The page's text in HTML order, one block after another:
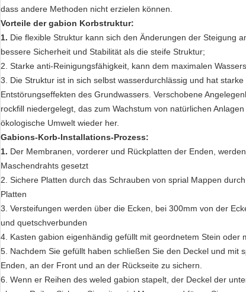
dass andere Methoden nicht erzielen können.
Vorteile der gabion Korbstruktur:
1. Die flexible Struktur kann sich den Änderungen der Steigung
bessere Sicherheit und Stabilität als die steife Struktur;
2. Starke anti-Reinigungsfähigkeit, kann dem maximalen
3. Die Struktur ist in sich selbst wasserdurchlässig und hat
Entstörungseffekten des Grundwassers. Verschobene
rockfill niedergelegt, das zum Wachstum von natürlichen
ökologische Umwelt wieder her.
Gabions-Korb-Installations-Prozess:
1. Der Membranen, vorderer und Rückplatten der Enden,
Maschendrahts gesetzt
2. Sichere Platten durch das Schrauben von sprial Mappen
Platten
3. Versteifungen werden über die Ecken, bei 300mm von der
und quetschverbunden
4. Kasten gabion eigenhändig gefüllt mit geordnetem Stein oder
5. Nachdem Sie gefüllt haben schließen Sie den Deckel und mit
Enden, an der Front und an der Rückseite zu sichern.
6. Wenn er Reihen des weled gabion stapelt, der Deckel der